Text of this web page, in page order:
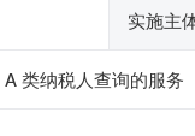
实施主
类纳税人查询的服务